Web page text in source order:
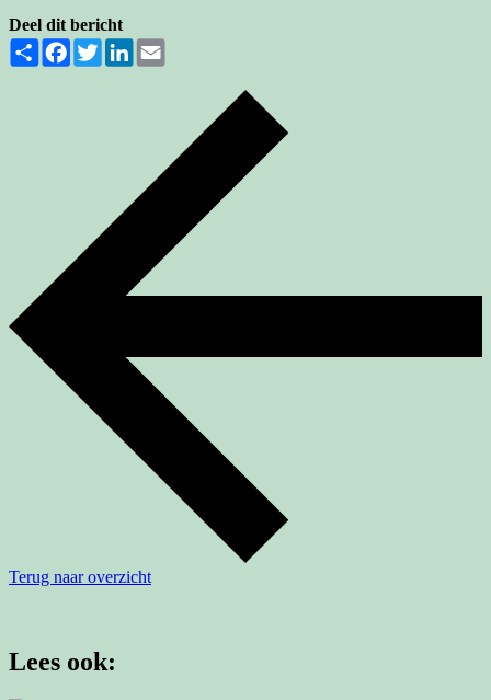
Deel dit bericht
Share FacebookTwitterLinkedInEmail
Terug naar overzicht
Lees ook: